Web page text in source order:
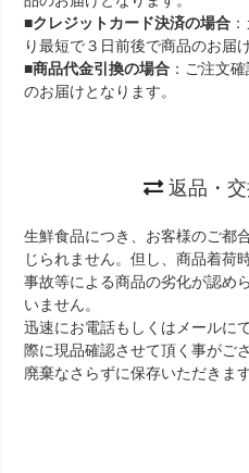
■クレジットカード決済の場合
り最短で３日前後で商品のお届
■商品代金引換の場合 ：ご注文
のお届けとなります。
返品・
生鮮食品につき、お客様のご都
じられません。但し、商品着荷
事故等による商品の劣化が認め
いません。
迅速にお電話もしくはメールに
際に現品確認させて頂く事がご
廃棄なさらずに保存いただきま